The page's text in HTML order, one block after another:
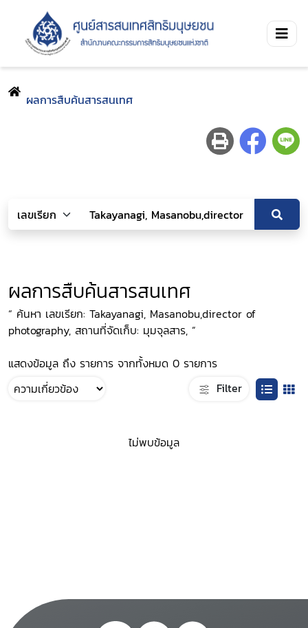
ผลการสืบค้นสารสนเทศ
ผลการสืบค้นสารสนเทศ
“ ค้นหา เลขเรียก: Takayanagi, Masanobu,director of
photography, สถานที่จัดเก็บ: มุมจุลสาร, ”
แสดงข้อมูล ถึง รายการ จากทั้งหมด 0 รายการ
Filter
ไม่พบข้อมูล